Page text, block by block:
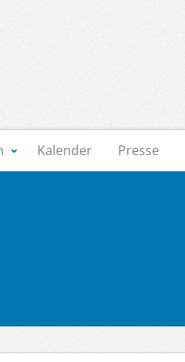
Kalender Presse